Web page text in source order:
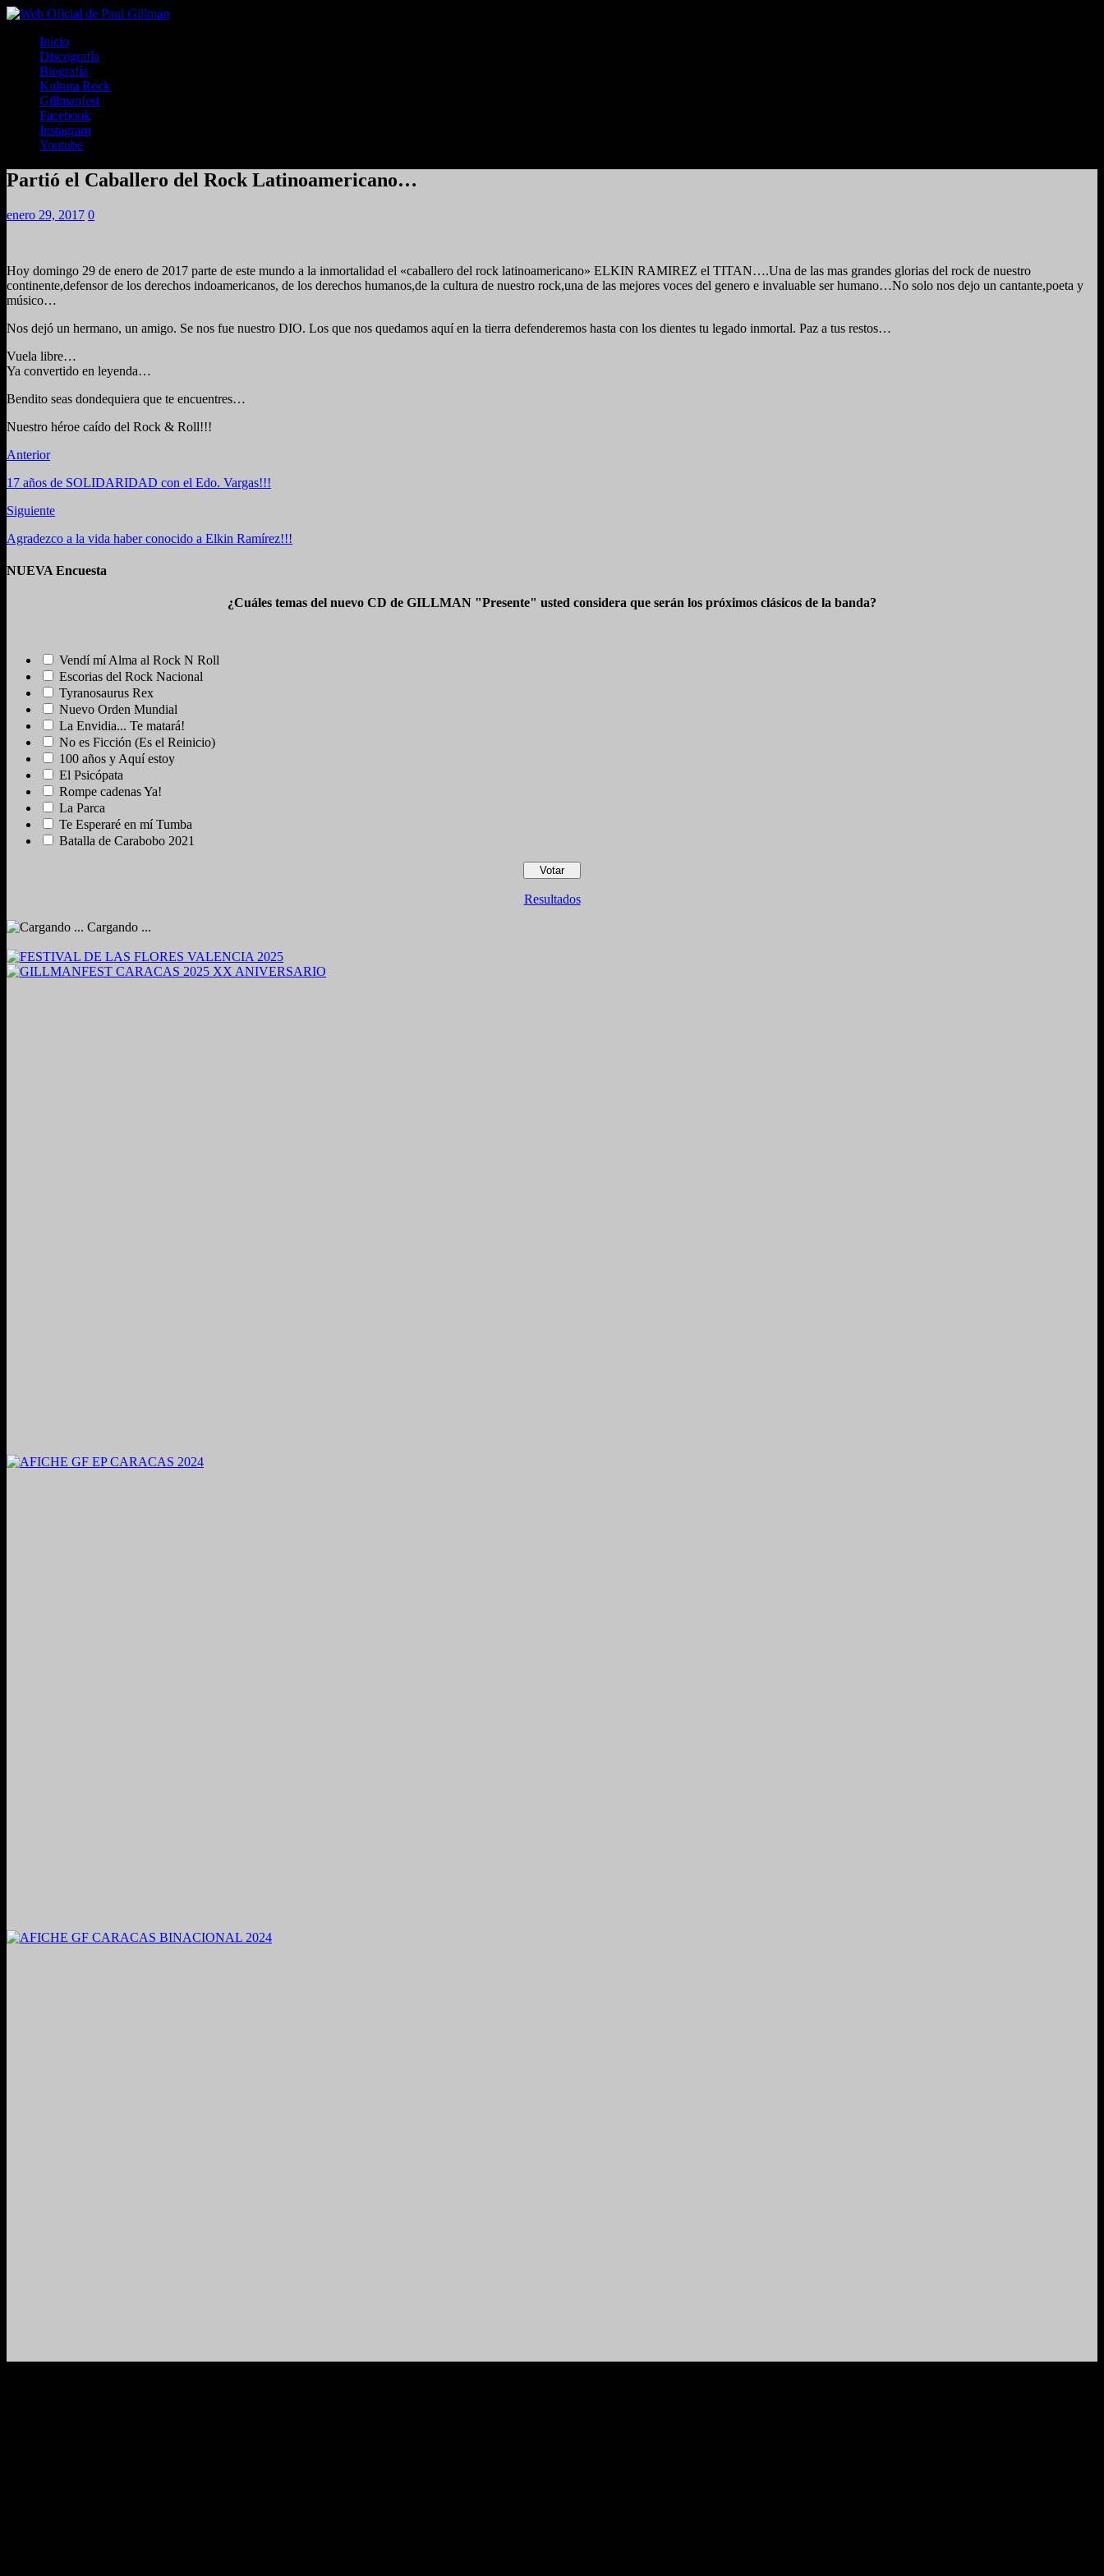
Inicio
Discografía
Biografía
Kultura Rock
Gillmanfest
Facebook
Instagram
Youtube
Partió el Caballero del Rock Latinoamericano…
enero 29, 2017 0
Hoy domingo 29 de enero de 2017 parte de este mundo a la inmortalidad el «caballero del rock latinoamericano» ELKIN RAMIREZ el TITAN….Una de las mas grandes glorias del rock de nuestro
continente,defensor de los derechos indoamericanos, de los derechos humanos,de la cultura de nuestro rock,una de las mejores voces del genero e invaluable ser humano…No solo nos dejo un cantante,poeta y
músico…
Nos dejó un hermano, un amigo. Se nos fue nuestro DIO. Los que nos quedamos aquí en la tierra defenderemos hasta con los dientes tu legado inmortal. Paz a tus restos…
Vuela libre…
Ya convertido en leyenda…
Bendito seas dondequiera que te encuentres…
Nuestro héroe caído del Rock & Roll!!!
Anterior
17 años de SOLIDARIDAD con el Edo. Vargas!!!
Siguiente
Agradezco a la vida haber conocido a Elkin Ramírez!!!
NUEVA Encuesta
¿Cuáles temas del nuevo CD de GILLMAN "Presente" usted considera que serán los próximos clásicos de la banda?
Vendí mí Alma al Rock N Roll
Escorias del Rock Nacional
Tyranosaurus Rex
Nuevo Orden Mundial
La Envidia... Te matará!
No es Ficción (Es el Reinicio)
100 años y Aquí estoy
El Psicópata
Rompe cadenas Ya!
La Parca
Te Esperaré en mí Tumba
Batalla de Carabobo 2021
Resultados
Cargando ...